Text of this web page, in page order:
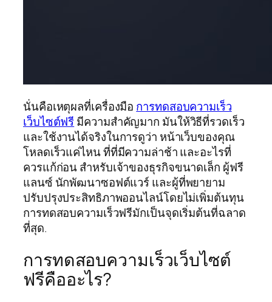
นั่นคือเหตุผลที่เครื่องมือ การทดสอบความเร็ว
เว็บไซต์ฟรีมีความสำคัญมาก มันให้วิธีที่รวดเร็ว
และใช้งานได้จริงในการดูว่า หน้าเว็บของคุณ
โหลดเร็วแค่ไหน ที่ที่มีความล่าช้า และอะไรที่
ควรแก้ก่อน สำหรับเจ้าของธุรกิจขนาดเล็ก ผู้ฟรี
แลนซ์ นักพัฒนาซอฟต์แวร์ และผู้ที่พยายาม
ปรับปรุงประสิทธิภาพออนไลน์โดยไม่เพิ่มต้นทุน
การทดสอบความเร็วฟรีมักเป็นจุดเริ่มต้นที่ฉลาด
ที่สุด.
การทดสอบความเร็วเว็บไซต์
ฟรีคืออะไร?